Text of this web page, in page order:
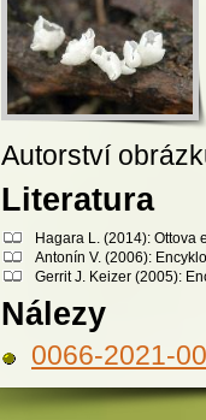
Autorství
Literatura
Hagara L. (2014): Ottova
Antonín V. (2006):
Gerrit J. Keizer (2005):
Nálezy
0066-2021-